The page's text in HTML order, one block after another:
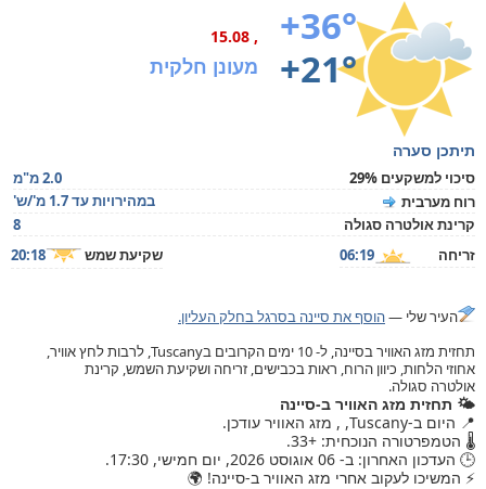
+36°
+21°
, 15.08
מעונן חלקית
תיתכן סערה
סיכוי למשקעים 29%
2.0 מ"מ
רוח מערבית
במהירויות עד 1.7 מ'/ש'
קרינת אולטרה סגולה
8
זריחה
06:19 שקיעת שמש 20:18
העיר שלי —הוסף את סיינה בסרגל בחלק העליון.
תחזית מזג האוויר בסיינה, ל- 10 ימים הקרובים בTuscany, לרבות לחץ אוויר,
אחוזי הלחות, כיוון הרוח, ראות בכבישים, זריחה ושקיעת השמש, קרינת
אולטרה סגולה.
🌤️ תחזית מזג האוויר ב-סיינה
📍 היום ב-Tuscany, , מזג האוויר עודכן.
🌡️ הטמפרטורה הנוכחית: +33.
🕒 העדכון האחרון: ב- 06 אוגוסט 2026, יום חמישי, 17:30.
⚡ המשיכו לעקוב אחרי מזג האוויר ב-סיינה! 🌍